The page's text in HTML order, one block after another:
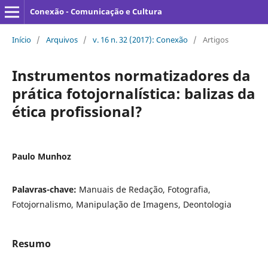
Conexão - Comunicação e Cultura
Início / Arquivos / v. 16 n. 32 (2017): Conexão / Artigos
Instrumentos normatizadores da
prática fotojornalística: balizas da
ética profissional?
Paulo Munhoz
Palavras-chave: Manuais de Redação, Fotografia,
Fotojornalismo, Manipulação de Imagens, Deontologia
Resumo